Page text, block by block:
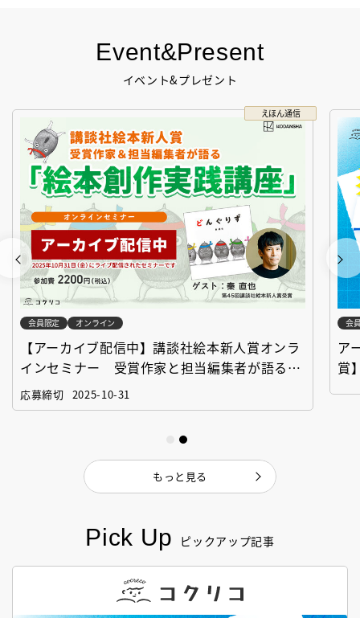
Pick Up ピックアップ記事
Event&Present
イベント&プレゼント
えほん通信
会員限定 オンライン
【アーカイブ配信中】講談社絵本新人賞オンラ
インセミナー 受賞作家と担当編集者が語る
「絵本創作実践講座」
応募締切 2025-10-31
会
ア
賞
もっと見る